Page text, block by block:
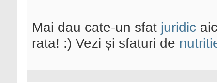
Mai dau cate-un sfat juridic
rata! :) Vezi și sfaturi de